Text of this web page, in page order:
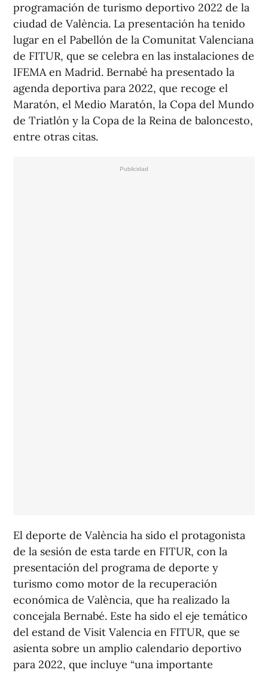
programación de turismo deportivo 2022 de la
ciudad de València. La presentación ha tenido
lugar en el Pabellón de la Comunitat Valenciana
de FITUR, que se celebra en las instalaciones de
IFEMA en Madrid. Bernabé ha presentado la
agenda deportiva para 2022, que recoge el
Maratón, el Medio Maratón, la Copa del Mundo
de Triatlón y la Copa de la Reina de baloncesto,
entre otras citas.
El deporte de València ha sido el protagonista
de la sesión de esta tarde en FITUR, con la
presentación del programa de deporte y
turismo como motor de la recuperación
económica de València, que ha realizado la
concejala Bernabé. Este ha sido el eje temático
del estand de Visit Valencia en FITUR, que se
asienta sobre un amplio calendario deportivo
para 2022, que incluye “una importante